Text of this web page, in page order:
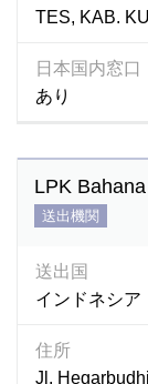
TES, KAB.
日本国内窓口
あり
LPK
送出機関
送出国
インドネシア
住所
Jl.